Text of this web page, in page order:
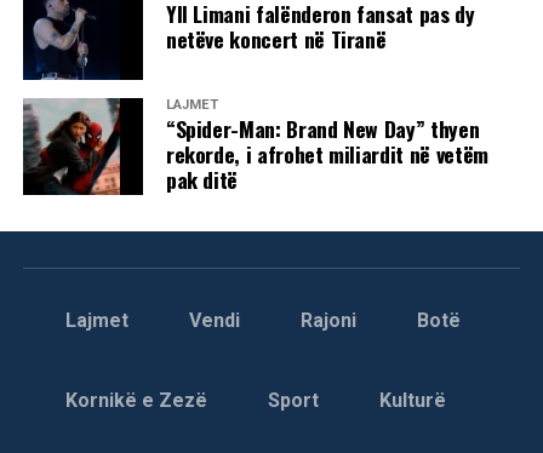
Yll Limani falënderon fansat pas dy
netëve koncert në Tiranë
LAJMET
“Spider-Man: Brand New Day” thyen
rekorde, i afrohet miliardit në vetëm
pak ditë
Lajmet Vendi Rajoni Botë
Kornikë e Zezë Sport Kulturë